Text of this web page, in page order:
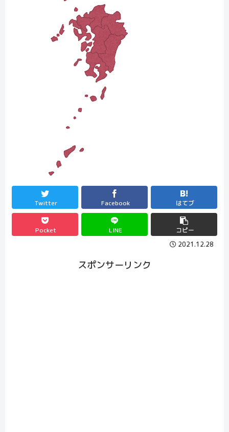
Twitter Facebook はてブ
Pocket LINE コピー
2021.12.28
スポンサーリンク